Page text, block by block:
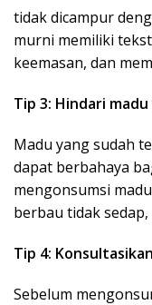
tidak dicampur
murni memiliki
keemasan, dan
Tip 3: Hindari
Madu yang sudah
dapat berbahaya
mengonsumsi
berbau tidak
Tip 4:
Sebelum